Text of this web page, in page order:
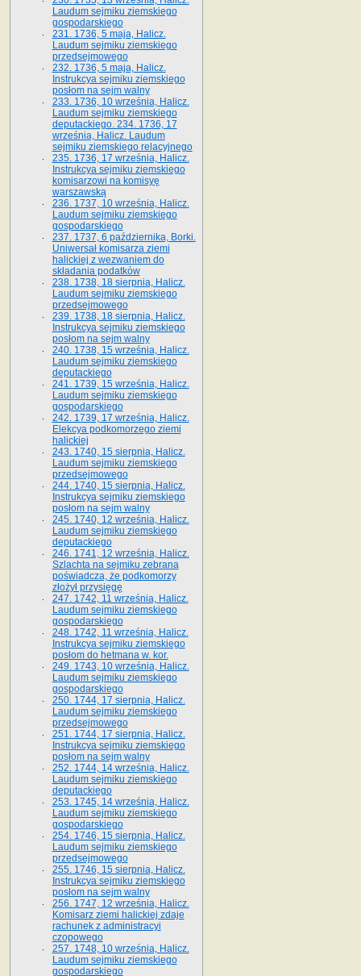
Laudum sejmiku ziemskiego
gospodarskiego
231. 1736, 5 maja, Halicz.
Laudum sejmiku ziemskiego
przedsejmowego
232. 1736, 5 maja, Halicz.
Instrukcya sejmiku ziemskiego
posłom na sejm walny
233. 1736, 10 września, Halicz.
Laudum sejmiku ziemskiego
deputackiego. 234. 1736, 17
września, Halicz. Laudum
sejmiku ziemskiego relacyjnego
235. 1736, 17 września, Halicz.
Instrukcya sejmiku ziemskiego
komisarzowi na komisyę
warszawską
236. 1737, 10 września, Halicz.
Laudum sejmiku ziemskiego
gospodarskiego
237. 1737, 6 października, Borki.
Uniwersał komisarza ziemi
halickiej z wezwaniem do
składania podatków
238. 1738, 18 sierpnia, Halicz.
Laudum sejmiku ziemskiego
przedsejmowego
239. 1738, 18 sierpnia, Halicz.
Instrukcya sejmiku ziemskiego
posłom na sejm walny
240. 1738, 15 września, Halicz.
Laudum sejmiku ziemskiego
deputackiego
241. 1739, 15 września, Halicz.
Laudum sejmiku ziemskiego
gospodarskiego
242. 1739, 17 września, Halicz.
Elekcya podkomorzego ziemi
halickiej
243. 1740, 15 sierpnia, Halicz.
Laudum sejmiku ziemskiego
przedsejmowego
244. 1740, 15 sierpnia, Halicz.
Instrukcya sejmiku ziemskiego
posłom na sejm walny
245. 1740, 12 września, Halicz.
Laudum sejmiku ziemskiego
deputackiego
246. 1741, 12 września, Halicz.
Szlachta na sejmiku zebrana
poświadcza, że podkomorzy
złożył przysięgę
247. 1742, 11 września, Halicz.
Laudum sejmiku ziemskiego
gospodarskiego
248. 1742, 11 września, Halicz.
Instrukcya sejmiku ziemskiego
posłom do hetmana w. kor.
249. 1743, 10 września, Halicz.
Laudum sejmiku ziemskiego
gospodarskiego
250. 1744, 17 sierpnia, Halicz.
Laudum sejmiku ziemskiego
przedsejmowego
251. 1744, 17 sierpnia, Halicz.
Instrukcya sejmiku ziemskiego
posłom na sejm walny
252. 1744, 14 września, Halicz.
Laudum sejmiku ziemskiego
deputackiego
253. 1745, 14 września, Halicz.
Laudum sejmiku ziemskiego
gospodarskiego
254. 1746, 15 sierpnia, Halicz.
Laudum sejmiku ziemskiego
przedsejmowego
255. 1746, 15 sierpnia, Halicz.
Instrukcya sejmiku ziemskiego
posłom na sejm walny
256. 1747, 12 września, Halicz.
Komisarz ziemi halickiej zdaje
rachunek z administracyi
czopowego
257. 1748, 10 września, Halicz.
Laudum sejmiku ziemskiego
gospodarskiego